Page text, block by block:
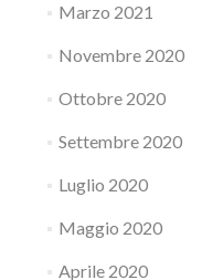
Marzo 2021
Novembre 2020
Ottobre 2020
Settembre 2020
Luglio 2020
Maggio 2020
Aprile 2020